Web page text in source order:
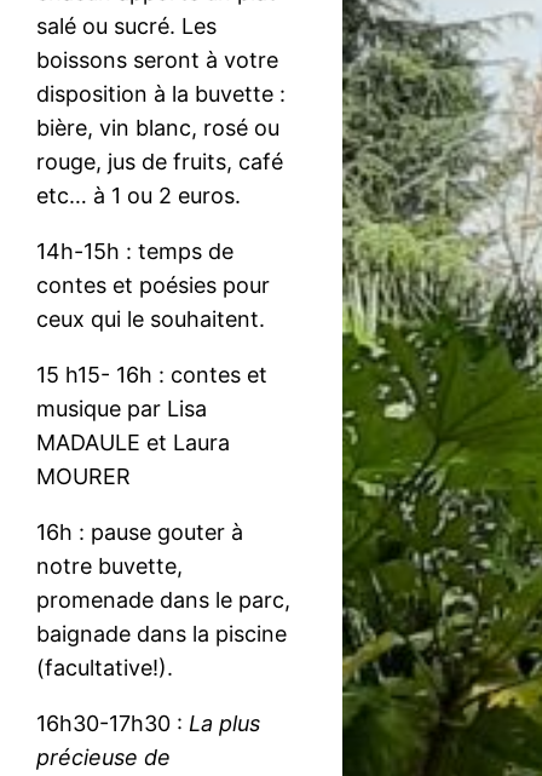
salé ou sucré. Les
boissons seront à votre
disposition à la buvette :
bière, vin blanc, rosé ou
rouge, jus de fruits, café
etc… à 1 ou 2 euros.
14h-15h : temps de
contes et poésies pour
ceux qui le souhaitent.
15 h15- 16h : contes et
musique par Lisa
MADAULE et Laura
MOURER
16h : pause gouter à
notre buvette,
promenade dans le parc,
baignade dans la piscine
(facultative!).
16h30-17h30 : La plus
précieuse de